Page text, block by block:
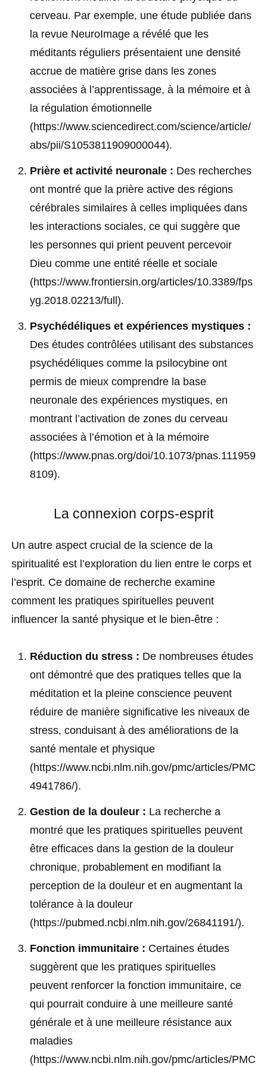
cerveau. Par exemple, une étude publiée dans
la revue NeuroImage a révélé que les
méditants réguliers présentaient une densité
accrue de matière grise dans les zones
associées à l’apprentissage, à la mémoire et à
la régulation émotionnelle
(https://www.sciencedirect.com/science/article/
abs/pii/S1053811909000044).
Prière et activité neuronale : Des recherches
ont montré que la prière active des régions
cérébrales similaires à celles impliquées dans
les interactions sociales, ce qui suggère que
les personnes qui prient peuvent percevoir
Dieu comme une entité réelle et sociale
(https://www.frontiersin.org/articles/10.3389/fps
yg.2018.02213/full).
Psychédéliques et expériences mystiques :
Des études contrôlées utilisant des substances
psychédéliques comme la psilocybine ont
permis de mieux comprendre la base
neuronale des expériences mystiques, en
montrant l’activation de zones du cerveau
associées à l’émotion et à la mémoire
(https://www.pnas.org/doi/10.1073/pnas.111959
8109).
La connexion corps-esprit
Un autre aspect crucial de la science de la
spiritualité est l’exploration du lien entre le corps et
l’esprit. Ce domaine de recherche examine
comment les pratiques spirituelles peuvent
influencer la santé physique et le bien-être :
Réduction du stress : De nombreuses études
ont démontré que des pratiques telles que la
méditation et la pleine conscience peuvent
réduire de manière significative les niveaux de
stress, conduisant à des améliorations de la
santé mentale et physique
(https://www.ncbi.nlm.nih.gov/pmc/articles/PMC
4941786/).
Gestion de la douleur : La recherche a
montré que les pratiques spirituelles peuvent
être efficaces dans la gestion de la douleur
chronique, probablement en modifiant la
perception de la douleur et en augmentant la
tolérance à la douleur
(https://pubmed.ncbi.nlm.nih.gov/26841191/).
Fonction immunitaire : Certaines études
suggèrent que les pratiques spirituelles
peuvent renforcer la fonction immunitaire, ce
qui pourrait conduire à une meilleure santé
générale et à une meilleure résistance aux
maladies
(https://www.ncbi.nlm.nih.gov/pmc/articles/PMC